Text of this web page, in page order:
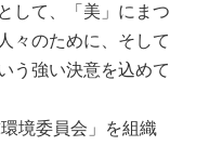
して、「美」にまつ
々のために、そして
う強い決意を込めて
境委員会」を組織